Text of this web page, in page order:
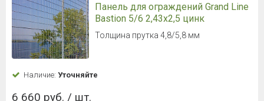
Панель для ограждений Grand Line
Bastion 5/6 2,43x2,5 цинк
Толщина прутка 4,8/5,8 мм
Наличие: Уточняйте
6 660 руб. / шт.